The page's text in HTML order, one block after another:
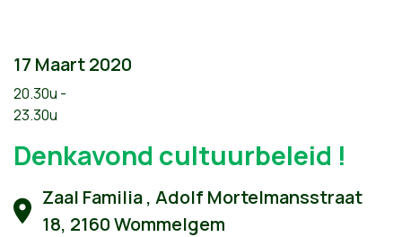
17 Maart 2020
20.30u -
23.30u
Denkavond cultuurbeleid !
Zaal Familia , Adolf Mortelmansstraat
18, 2160 Wommelgem